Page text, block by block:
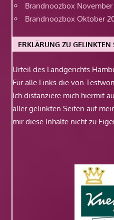
Brandnoozbox
Brandnoozbox Oktober
ERKLÄRUNG ZU GELINKTEN
Urteil des Landgerichts
Für alle Links die von
Ich distanziere mich hiermit
aller gelinkten Seiten auf
mir diese Inhalte nicht zu